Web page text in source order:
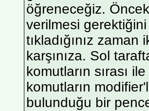
öğreneceğiz.
verilmesi
tıkladığınız
karşınıza. Sol
komutların sırası
komutların
bulunduğu bir